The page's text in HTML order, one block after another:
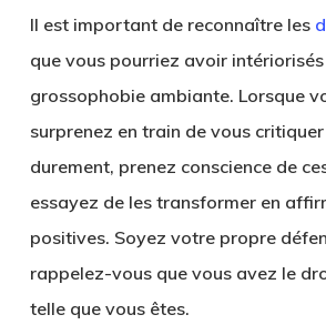
Il est important de reconnaître les
que vous pourriez avoir
grossophobie ambiante. Lorsque
surprenez en train de vous
durement, prenez conscience de
essayez de les transformer en
positives. Soyez votre propre
rappelez-vous que vous avez le
telle que vous êtes.